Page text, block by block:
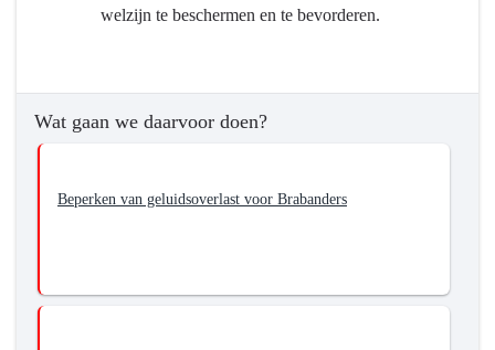
vermindering
van
geluid-,
lichthinder
welzijn te beschermen en te bevorderen.
Wat gaan we daarvoor doen?
Beperken van geluidsoverlast voor Brabanders